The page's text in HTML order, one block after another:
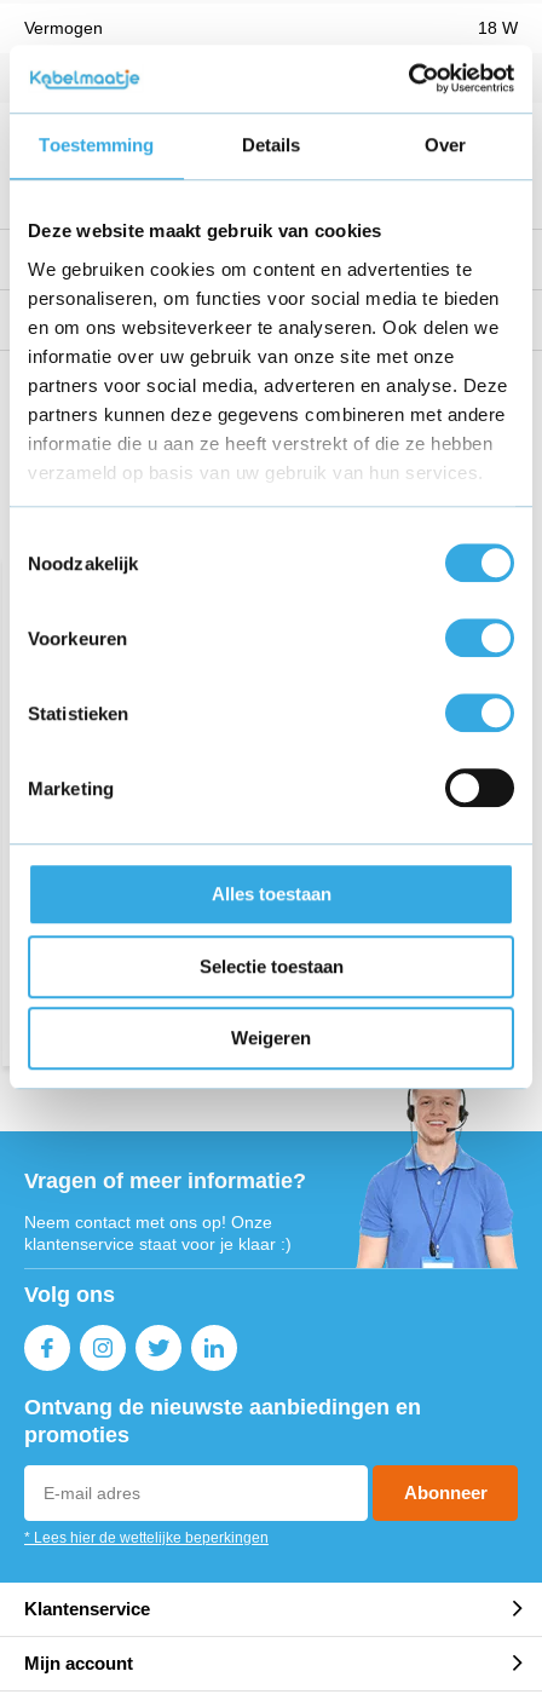
Toestemming Details Over
Deze website maakt gebruik van cookies
We gebruiken cookies om content en advertenties te
personaliseren, om functies voor social media te bieden
en om ons websiteverkeer te analyseren. Ook delen we
informatie over uw gebruik van onze site met onze
partners voor social media, adverteren en analyse. Deze
partners kunnen deze gegevens combineren met andere
informatie die u aan ze heeft verstrekt of die ze hebben
verzameld op basis van uw gebruik van hun services.
Noodzakelijk
Voorkeuren
Statistieken
Marketing
Alles toestaan
Selectie toestaan
Weigeren
Vermogen 18 W
Kabellengte 1.5 Meter
Bekijk alle specificaties
Productomschrijving
Reviews
Share this product!
Casio AD-12 keyboard
Bezorging op maandag of
Vragen of meer informatie?
Neem contact met ons op! Onze
klantenservice staat voor je klaar :)
Volg ons
Ontvang de nieuwste aanbiedingen en
promoties
Abonneer
* Lees hier de wettelijke beperkingen
Klantenservice
Mijn account